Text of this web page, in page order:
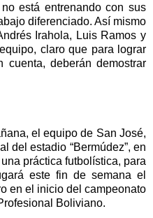
está entrenando con sus
diferenciado. Así mismo
Irahola, Luis Ramos y
claro que para lograr
deberán demostrar
el equipo de San José,
del estadio “Bermúdez”, en
práctica futbolística, para
este fin de semana el
en el inicio del campeonato
Boliviano.